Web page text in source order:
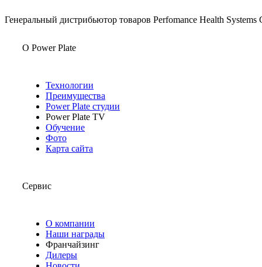
Генеральный дистрибьютор товаров Perfomance Health
О Power Plate
Технологии
Преимущества
Power Plate студии
Power Plate TV
Обучение
Фото
Карта сайта
Сервис
О компании
Наши награды
Франчайзинг
Дилеры